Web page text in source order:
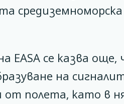
EASA се казва още,
на
от полета, като в